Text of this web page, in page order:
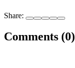
Share:
Comments (0)